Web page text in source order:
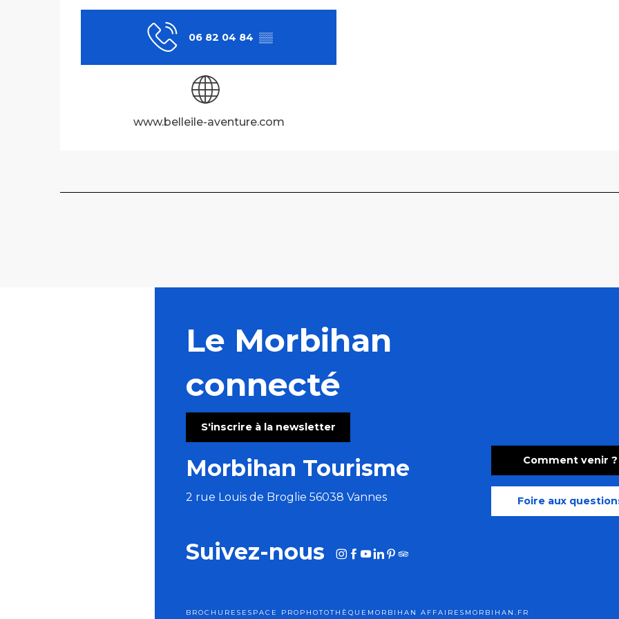
06 82 04 84 ▒▒
www.belleile-aventure.com
Le Morbihan
connecté
S'inscrire à la newsletter
Morbihan Tourisme
2 rue Louis de Broglie 56038 Vannes
Comment venir ?
Foire aux
Suivez-nous
BROCHURES ESPACE PRO PHOTOTHÈQUE MORBIHAN AFFAIRES MORBIHAN.FR